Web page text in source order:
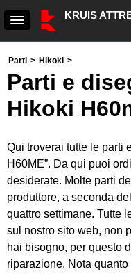
KRUIS
Parti > Hikoki >
Parti e
Hikoki
Qui troverai tutte le parti
H60ME”. Da qui puoi
desiderate. Molte parti
produttore, a seconda
quattro settimane. Tutte
sul nostro sito web, non
hai bisogno, per questo
riparazione. Nota